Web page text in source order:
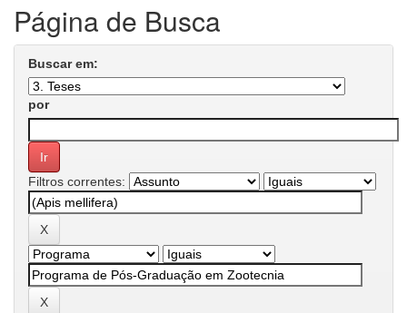
Página de Busca
Buscar em:
por
Filtros correntes: